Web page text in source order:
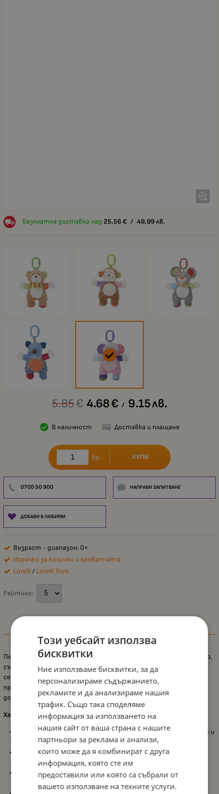
Безплатна доставка над 25.56 € / 49.99 лв.
5.85€ 4.68€ / 9.15лв.
В наличност Доставка и плащане
бр. КУПИ
0700 50 900 НАПРАВИ ЗАПИТВАНЕ
ДОБАВИ В ЛЮБИМИ
Възраст - диапазон: 0+
Играчки за колички и креватчета
Lorelli/ Lorelli Toys
Рейтинг:
Информация
Плюшената играчкаLorelli Toys
е мек и нежен спътник за бебето,
създаден да осигури комфорт, забавление и стимулиране на
сетивата още от най-ранна възраст. С удобен размер и
приятна текстура, тя бързо се превръща в любима играчка у
дома и по време на разходка.
Характеристики:
Плюшена играчка с дрънкалка , която ангажира вниманието и
стимулира слуха;
Подходящ размер замалките бебешки ръчички, улесняващ
хващането;
Подпомагаопознаването на звуци и цветове, развивайки
Този уебсайт използва
бисквитки
Ние използваме бисквитки, за да
персонализираме съдържанието,
рекламите и да анализираме нашия
трафик. Също така споделяме
информация за използването на
нашия сайт от ваша страна с нашите
партньори за реклама и анализи,
които може да я комбинират с друга
информация, която сте им
предоставили или която са събрали от
вашето използване на техните услуги.